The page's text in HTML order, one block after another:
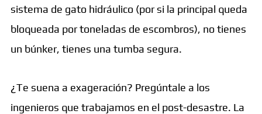
sistema de gato hidráulico (por si la principal queda
bloqueada por toneladas de escombros), no tienes
un búnker, tienes una tumba segura.
¿Te suena a exageración? Pregúntale a los
ingenieros que trabajamos en el post-desastre. La